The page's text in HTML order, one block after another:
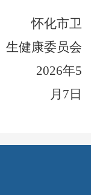
怀化市卫
生健康委员会
2026年5
月 7 日